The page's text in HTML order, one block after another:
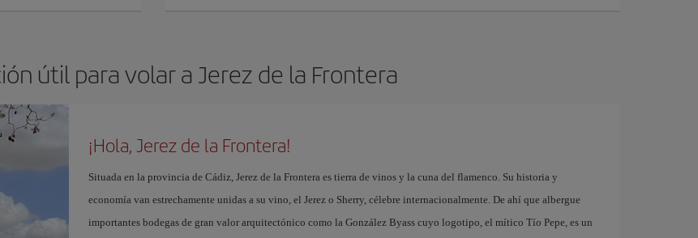
útil para volar a Jerez de la Frontera
¡Hola, Jerez de la Frontera!
Situada en la provincia de Cádiz, Jerez de la Frontera es tierra de vinos y la cuna del flamenco. Su historia y
economía van estrechamente unidas a su vino, el Jerez o Sherry, célebre internacionalmente. De ahí que albergue
importantes bodegas de gran valor arquitectónico como la González Byass cuyo logotipo, el mítico Tío Pepe, es un